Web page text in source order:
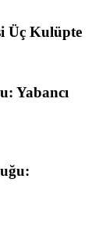
Üç Kulüpte
Yabancı